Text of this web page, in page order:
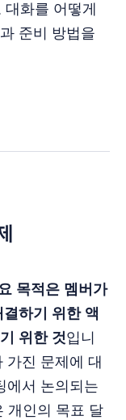
화를 어떻게
준비 방법을
목적은 멤버가
하기 위한 액
위한 것입니
가진 문제에 대
에서 논의되는
개인의 목표 달